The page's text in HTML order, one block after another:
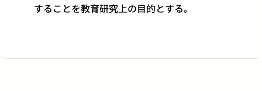
することを教育研究上の目的とする。